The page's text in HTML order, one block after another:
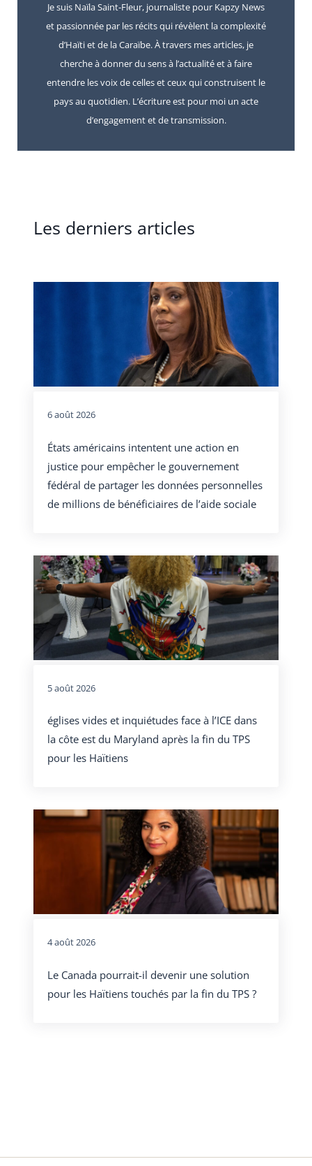
Je suis Naïla Saint-Fleur, journaliste pour Kapzy News
et passionnée par les récits qui révèlent la complexité
d’Haïti et de la Caraïbe. À travers mes articles, je
cherche à donner du sens à l’actualité et à faire
entendre les voix de celles et ceux qui construisent le
pays au quotidien. L’écriture est pour moi un acte
d’engagement et de transmission.
Les derniers articles
6 août 2026
États américains intentent une action en
justice pour empêcher le gouvernement
fédéral de partager les données personnelles
de millions de bénéficiaires de l’aide sociale
5 août 2026
églises vides et inquiétudes face à l’ICE dans
la côte est du Maryland après la fin du TPS
pour les Haïtiens
4 août 2026
Le Canada pourrait-il devenir une solution
pour les Haïtiens touchés par la fin du TPS ?